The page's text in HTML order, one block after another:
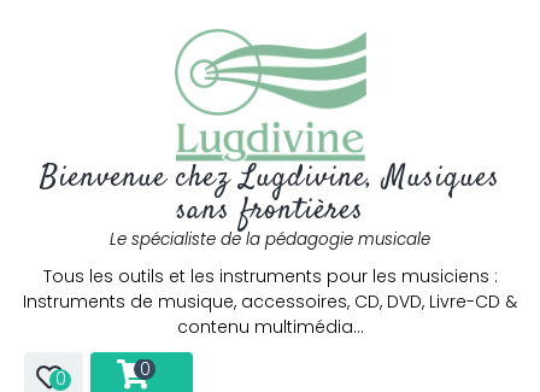
Bienvenue chez Lugdivine, Musiques
sans frontières
Le spécialiste de la pédagogie musicale
Tous les outils et les instruments pour les musiciens :
Instruments de musique, accessoires, CD, DVD, Livre-CD &
contenu multimédia…
0 0